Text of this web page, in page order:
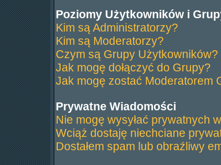
Poziomy Użytkowników i
Kim są Administratorzy?
Kim są Moderatorzy?
Czym są Grupy Użytkowników?
Jak mogę dołączyć do Grupy?
Jak mogę zostać Moderatorem
Prywatne Wiadomości
Nie mogę wysyłać prywatnych
Wciąż dostaję niechciane
Dostałem spam lub obraźliwy